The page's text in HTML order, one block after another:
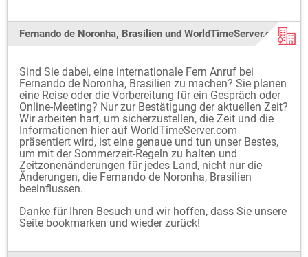
Fernando de Noronha, Brasilien und WorldTimeServer.com
Sind Sie dabei, eine internationale Fern Anruf bei
Fernando de Noronha, Brasilien zu machen? Sie planen
eine Reise oder die Vorbereitung für ein Gespräch oder
Online-Meeting? Nur zur Bestätigung der aktuellen Zeit?
Wir arbeiten hart, um sicherzustellen, die Zeit und die
Informationen hier auf WorldTimeServer.com
präsentiert wird, ist eine genaue und tun unser Bestes,
um mit der Sommerzeit-Regeln zu halten und
Zeitzonenänderungen für jedes Land, nicht nur die
Änderungen, die Fernando de Noronha, Brasilien
beeinflussen.
Danke für Ihren Besuch und wir hoffen, dass Sie unsere
Seite bookmarken und wieder zurück!